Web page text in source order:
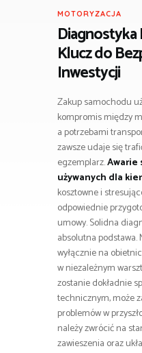
MOTORYZACJA
Diagnostyka
Klucz do
Inwestycji
Zakup samochodu
kompromis między
a potrzebami
zawsze udaje się
egzemplarz.Awarie
używanych dla
kosztowne i
odpowiednie
umowy. Solidna
absolutna podstawa.
wyłącznie na
w niezależnym
zostanie dokładnie
technicznym, może
problemów w
należy zwrócić na
zawieszenia oraz